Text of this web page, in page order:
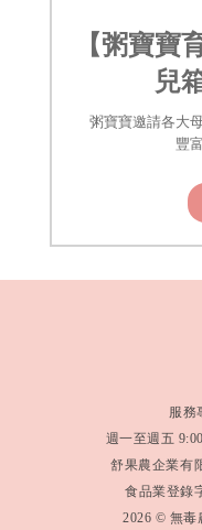
【粥寶寶
兒
粥寶寶邀請各大
豐
服務
週一至週五
舒果農企業有
食品業登錄
2026 © 無毒